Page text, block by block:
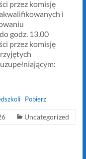
przez komisję
i
godz. 13.00
przez komisję
Pobierz
Uncategorized